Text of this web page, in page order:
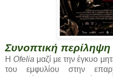
Συνοπτική
Η Ofelia μαζί με την έγκυο
του εμφυλίου στην